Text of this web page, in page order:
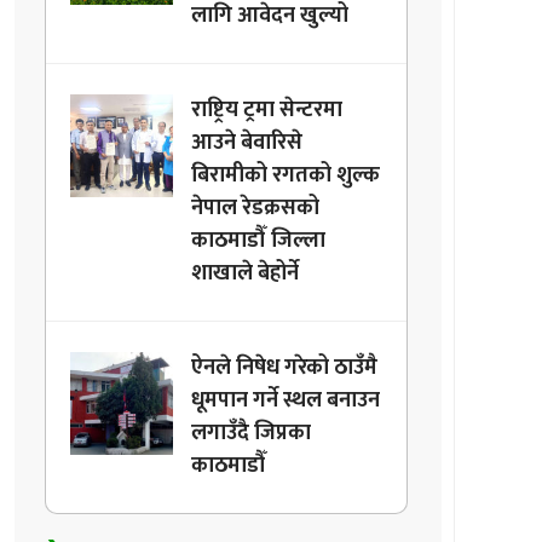
लागि आवेदन खुल्यो
राष्ट्रिय ट्रमा सेन्टरमा
आउने बेवारिसे
बिरामीको रगतको शुल्क
नेपाल रेडक्रसको
काठमाडौँ जिल्ला
शाखाले बेहोर्ने
ऐनले निषेध गरेको ठाउँमै
धूमपान गर्ने स्थल बनाउन
लगाउँदै जिप्रका
काठमाडौँ